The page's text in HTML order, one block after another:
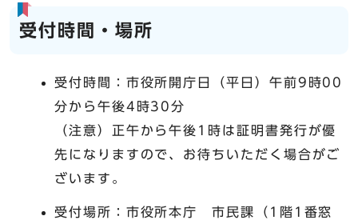
受付時間・場所
受付時間：市役所開庁日（平日）午前9時00
分から午後4時30分
（注意）正午から午後1時は証明書発行が優
先になりますので、お待ちいただく場合がご
ざいます。
受付場所：市役所本庁 市民課（1階1番窓